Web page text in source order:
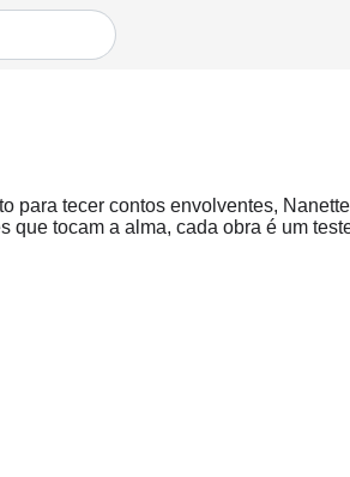
para tecer contos envolventes,
tocam a alma, cada obra é um